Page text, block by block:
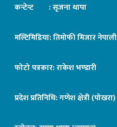
कन्टेन्ट : सृजना थापा
मल्टिमिडिया: तिमोफी मिजार नेपाली
फोटो पत्रकार: राकेश भण्डारी
प्रदेश प्रतिनिधि: गणेश क्षेत्री (पोखरा)